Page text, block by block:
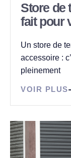
Store de
fait pour
Un store de
accessoire :
pleinement
VOIR PLUS